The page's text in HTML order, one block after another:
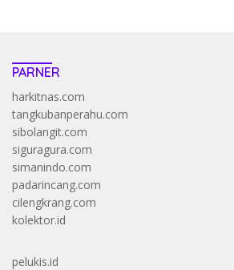
PARNER
harkitnas.com
tangkubanperahu.com
sibolangit.com
siguragura.com
simanindo.com
padarincang.com
cilengkrang.com
kolektor.id
pelukis.id